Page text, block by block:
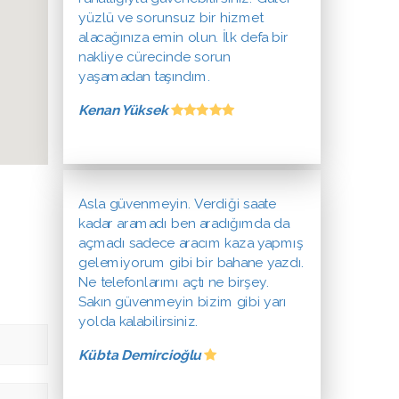
yüzlü ve sorunsuz bir hizmet
alacağınıza emin olun. İlk defa bir
nakliye cürecinde sorun
yaşamadan taşındım.
Kenan Yüksek
Asla güvenmeyin. Verdiği saate
kadar aramadı ben aradığımda da
açmadı sadece aracım kaza yapmış
gelemiyorum gibi bir bahane yazdı.
Ne telefonlarımı açtı ne birşey.
Sakın güvenmeyin bizim gibi yarı
yolda kalabilirsiniz.
Kübta Demircioğlu